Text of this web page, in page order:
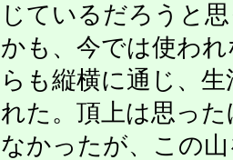
じているだろうと
かも、今では使わ
らも縦横に通じ、
れた。頂上は思っ
なかったが、この